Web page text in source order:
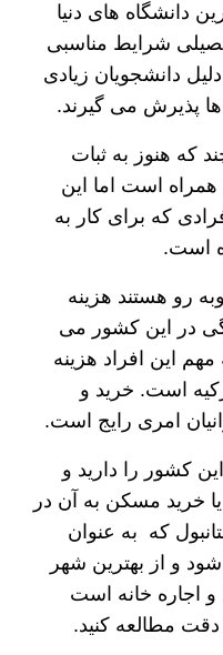
دانشگاه های دنیا
شرایط مناسبی
دانشجویان زیادی
ها پذیرش می گیرند.
که هنوز به ثبات
است اما این
که برای کار به
است.
رو هستند هزینه
در این کشور می
این افراد هزینه
است. خرید و
امری رایج است.
کشور را دارید و
خرید مسکن به آن در
که به عنوان
و از بهترین شهر
و اجاره خانه است
مطالعه کنید.